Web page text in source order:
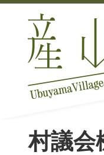
村議会